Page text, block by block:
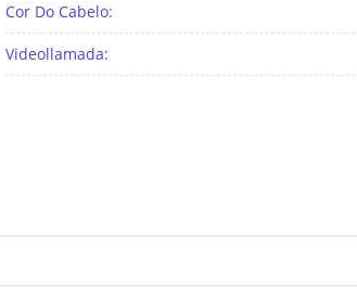
Cor Do Cabelo:
Videollamada: